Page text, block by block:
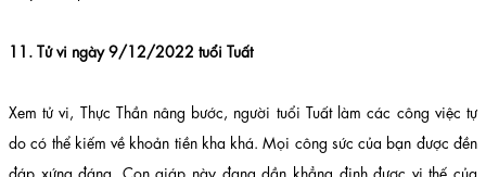
11. Tử vi ngày 9/12/2022 tuổi Tuất
Xem tử vi, Thực Thần nâng bước, người tuổi Tuất làm các công việc tự
do có thể kiếm về khoản tiền kha khá. Mọi công sức của bạn được đền
đáp xứng đáng. Con giáp này đang dần khẳng định được vị thế của